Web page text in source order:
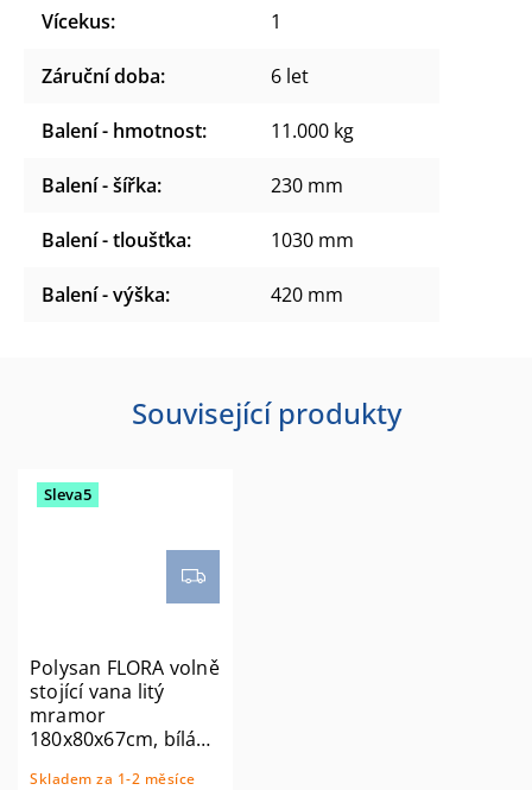
Vícekus: 1
Záruční doba: 6 let
Balení - hmotnost: 11.000 kg
Balení - šířka: 230 mm
Balení - tloušťka: 1030 mm
Balení - výška: 420 mm
Související produkty
Sleva5
Polysan FLORA volně
stojící vana litý
mramor
180x80x67cm, bílá
Skladem za 1-2 měsíce